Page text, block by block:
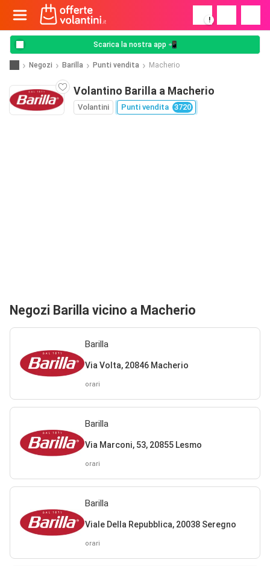
!
Scarica la nostra app 📲
Negozi Barilla Punti vendita Macherio
Volantino Barilla a Macherio
Volantini Punti vendita 3720
Negozi Barilla vicino a Macherio
Barilla
Via Volta, 20846 Macherio
orari
Barilla
Via Marconi, 53, 20855 Lesmo
orari
Barilla
Viale Della Repubblica, 20038 Seregno
orari